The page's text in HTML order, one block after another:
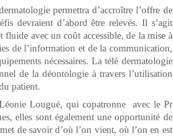
permettra d’accroître l’offre de
devraient d’abord être relevés. Il s’agit
avec un coût accessible, de la mise à
de l’information et de la communication,
nécessaires. La télé dermatologie
de la déontologie à travers l’utilisation
patient.
Lougué, qui copatronne avec le Pr
elles sont également une opportunité de
de savoir d’où l’on vient, où l’on en est